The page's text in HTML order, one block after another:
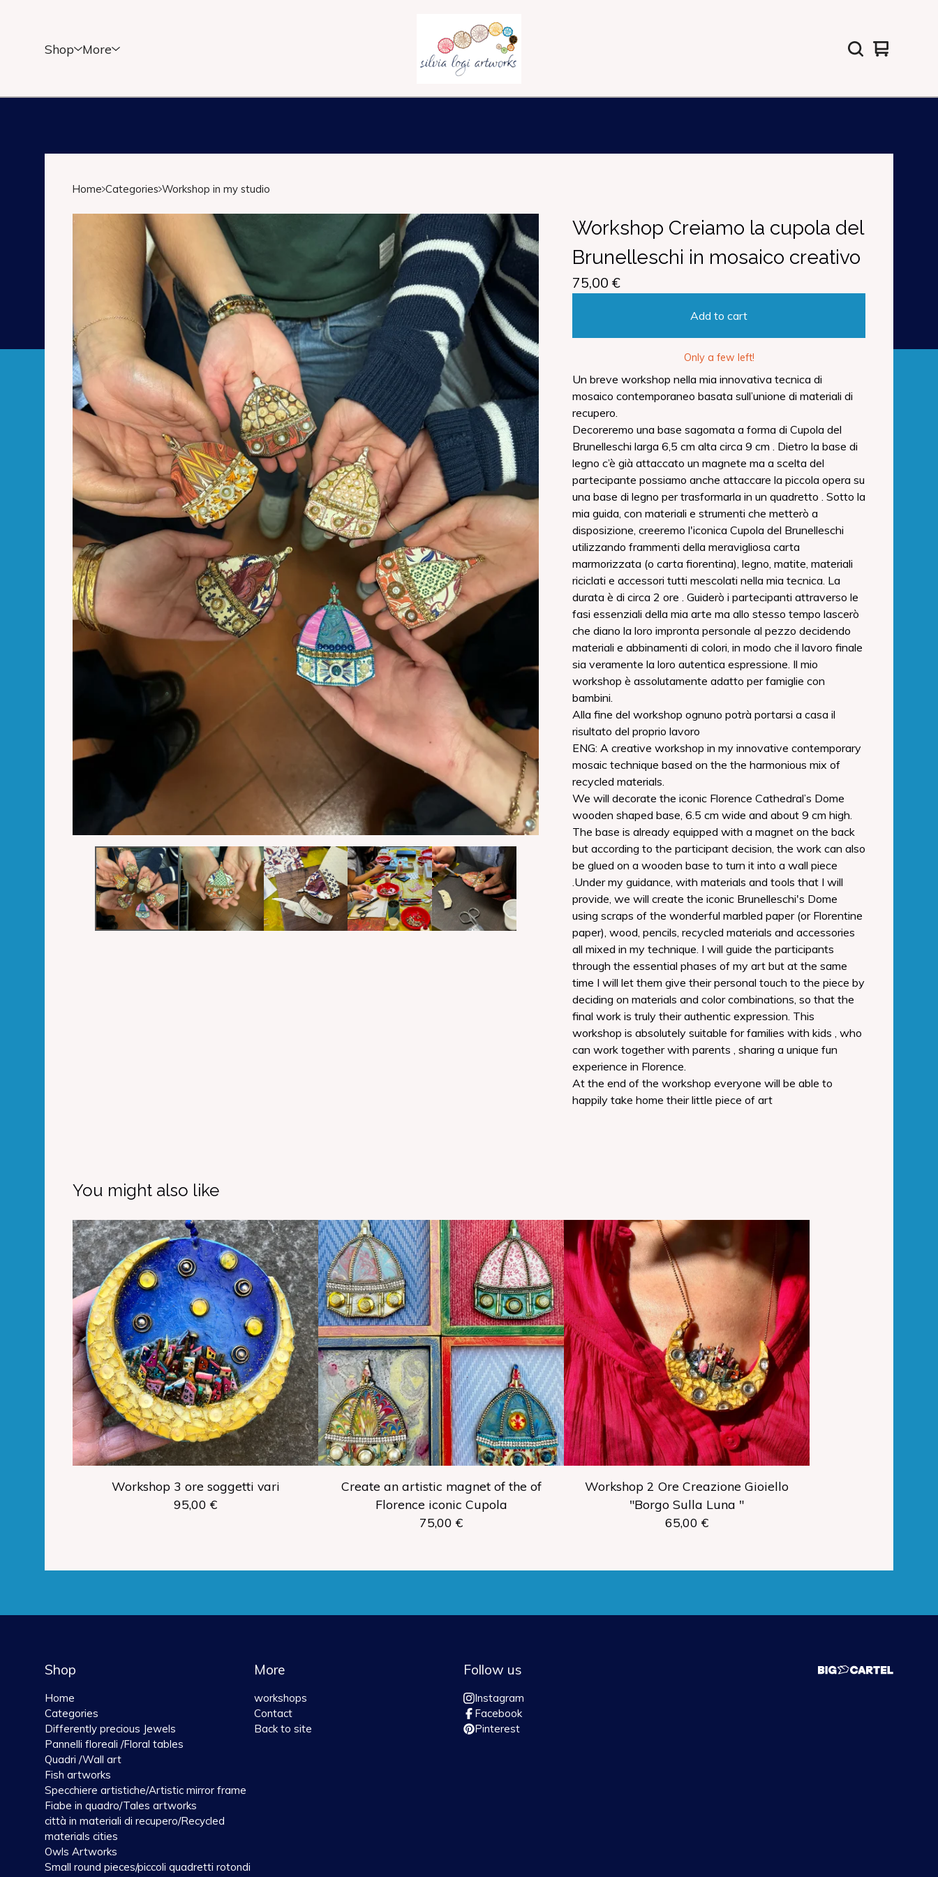
Shop More
View
0
Home Categories Workshop in my studio
Workshop Creiamo la cupola del
Brunelleschi in mosaico creativo
75,00 €
Add to cart
Only a few left!
Un breve workshop nella mia innovativa tecnica di
mosaico contemporaneo basata sull’unione di materiali di
recupero.
Decoreremo una base sagomata a forma di Cupola del
Brunelleschi larga 6,5 cm alta circa 9 cm . Dietro la base di
legno c’è già attaccato un magnete ma a scelta del
partecipante possiamo anche attaccare la piccola opera su
una base di legno per trasformarla in un quadretto . Sotto la
mia guida, con materiali e strumenti che metterò a
disposizione, creeremo l'iconica Cupola del Brunelleschi
utilizzando frammenti della meravigliosa carta
marmorizzata (o carta fiorentina), legno, matite, materiali
riciclati e accessori tutti mescolati nella mia tecnica. La
durata è di circa 2 ore . Guiderò i partecipanti attraverso le
fasi essenziali della mia arte ma allo stesso tempo lascerò
che diano la loro impronta personale al pezzo decidendo
materiali e abbinamenti di colori, in modo che il lavoro finale
sia veramente la loro autentica espressione. Il mio
workshop è assolutamente adatto per famiglie con
bambini.
Alla fine del workshop ognuno potrà portarsi a casa il
risultato del proprio lavoro
ENG: A creative workshop in my innovative contemporary
mosaic technique based on the the harmonious mix of
recycled materials.
We will decorate the iconic Florence Cathedral’s Dome
wooden shaped base, 6.5 cm wide and about 9 cm high.
The base is already equipped with a magnet on the back
but according to the participant decision, the work can also
be glued on a wooden base to turn it into a wall piece
.Under my guidance, with materials and tools that I will
provide, we will create the iconic Brunelleschi's Dome
using scraps of the wonderful marbled paper (or Florentine
paper), wood, pencils, recycled materials and accessories
all mixed in my technique. I will guide the participants
through the essential phases of my art but at the same
time I will let them give their personal touch to the piece by
deciding on materials and color combinations, so that the
final work is truly their authentic expression. This
workshop is absolutely suitable for families with kids , who
can work together with parents , sharing a unique fun
experience in Florence.
At the end of the workshop everyone will be able to
happily take home their little piece of art
You might also like
Workshop 3 ore soggetti vari
95,00 €
Create an artistic magnet of the of
Florence iconic Cupola
75,00 €
Workshop 2 Ore Creazione Gioiello
"Borgo Sulla Luna "
65,00 €
Shop
Home
Categories
Differently precious Jewels
Pannelli floreali /Floral tables
Quadri /Wall art
Fish artworks
Specchiere artistiche/Artistic mirror frame
Fiabe in quadro/Tales artworks
città in materiali di recupero/Recycled
materials cities
Owls Artworks
Small round pieces/piccoli quadretti rotondi
More
workshops
Contact
Back to site
Follow us
Instagram
Facebook
Pinterest